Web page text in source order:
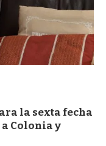
la sexta fecha
Colonia y